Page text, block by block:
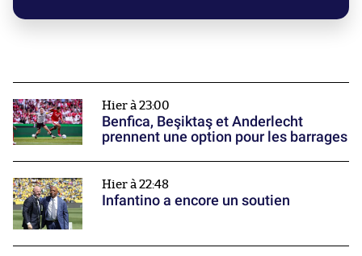
Hier à 23:00
Benfica, Beşiktaş et Anderlecht
prennent une option pour les barrages
Hier à 22:48
Infantino a encore un soutien